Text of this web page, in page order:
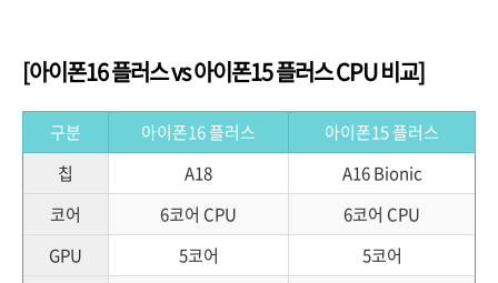
[아이폰16 플러스 vs 아이폰15 플러스 CPU 비교]
구분 아이폰16 플러스
아이폰15 플러스
칩
A18
A16 Bionic
코어
6코어 CPU
6코어 CPU
GPU
5코어 5코어